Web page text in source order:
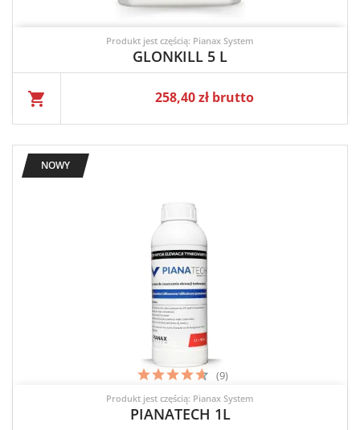
Produkt jest częścią: Pianax System
GLONKILL 5 L
shopping_cart
Cena
258,40 zł brutto
Produkt jest częścią: Pianax System
PIANATECH 1L
(9)
NOWY